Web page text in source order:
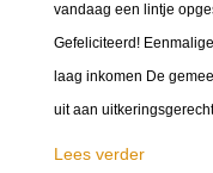
vandaag een lintje
Gefeliciteerd!
laag inkomen De
uit aan
Lees verder